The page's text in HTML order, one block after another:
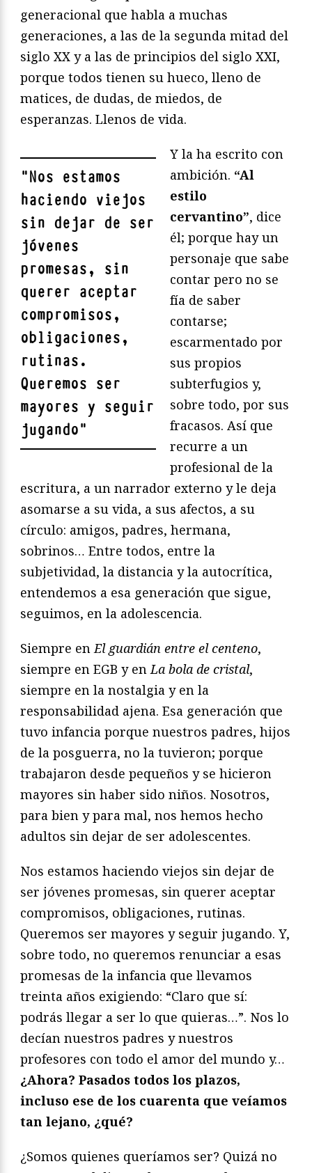
generacional que habla a muchas
generaciones, a las de la segunda mitad del
siglo XX y a las de principios del siglo XXI,
porque todos tienen su hueco, lleno de
matices, de dudas, de miedos, de
esperanzas. Llenos de vida.
"Nos estamos
haciendo viejos
sin dejar de ser
jóvenes
promesas, sin
querer aceptar
compromisos,
obligaciones,
rutinas.
Queremos ser
mayores y seguir
jugando"
Y la ha escrito con
ambición. “Al
estilo
cervantino”, dice
él; porque hay un
personaje que sabe
contar pero no se
fía de saber
contarse;
escarmentado por
sus propios
subterfugios y,
sobre todo, por sus
fracasos. Así que
recurre a un
profesional de la
escritura, a un narrador externo y le deja
asomarse a su vida, a sus afectos, a su
círculo: amigos, padres, hermana,
sobrinos… Entre todos, entre la
subjetividad, la distancia y la autocrítica,
entendemos a esa generación que sigue,
seguimos, en la adolescencia.
Siempre enEl guardián entre el centeno,
siempre en EGB y enLa bola de cristal,
siempre en la nostalgia y en la
responsabilidad ajena. Esa generación que
tuvo infancia porque nuestros padres, hijos
de la posguerra, no la tuvieron; porque
trabajaron desde pequeños y se hicieron
mayores sin haber sido niños. Nosotros,
para bien y para mal, nos hemos hecho
adultos sin dejar de ser adolescentes.
Nos estamos haciendo viejos sin dejar de
ser jóvenes promesas, sin querer aceptar
compromisos, obligaciones, rutinas.
Queremos ser mayores y seguir jugando. Y,
sobre todo, no queremos renunciar a esas
promesas de la infancia que llevamos
treinta años exigiendo: “Claro que sí:
podrás llegar a ser lo que quieras…”. Nos lo
decían nuestros padres y nuestros
profesores con todo el amor del mundo y…
¿Ahora? Pasados todos los plazos,
incluso ese de los cuarenta que veíamos
tan lejano, ¿qué?
¿Somos quienes queríamos ser? Quizá no